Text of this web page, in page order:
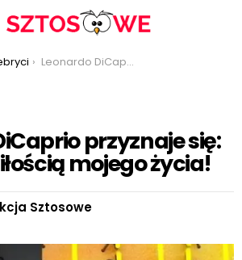
Leonardo DiCaprio przyznaje się: Ona jest miłością mojego życia!
przyznaje się:
mojego życia!
Sztosowe